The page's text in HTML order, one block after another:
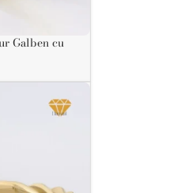
Galben cu